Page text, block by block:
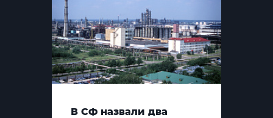
В СФ назвали два